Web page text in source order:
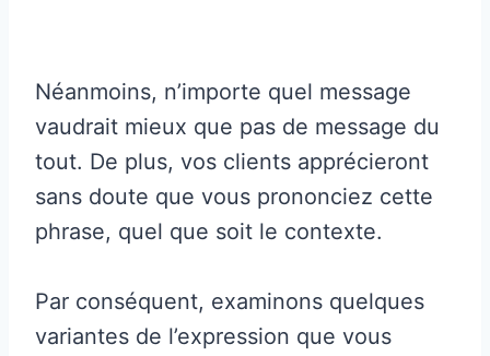
Néanmoins, n’importe quel message
vaudrait mieux que pas de message du
tout. De plus, vos clients apprécieront
sans doute que vous prononciez cette
phrase, quel que soit le contexte.
Par conséquent, examinons quelques
variantes de l’expression que vous